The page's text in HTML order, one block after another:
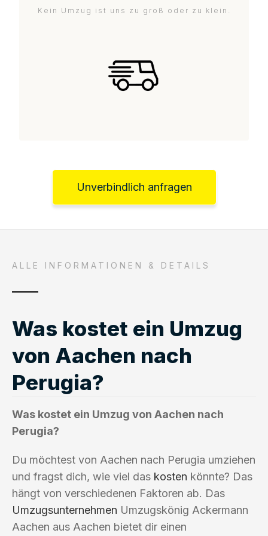
Kein Umzug ist uns zu groß oder zu klein.
Unverbindlich anfragen
ALLE INFORMATIONEN & DETAILS
Was kostet ein Umzug
von Aachen nach
Perugia?
Was kostet ein Umzug von Aachen nach
Perugia?
Du möchtest von Aachen nach Perugia umziehen
und fragst dich, wie viel das kosten könnte? Das
hängt von verschiedenen Faktoren ab. Das
Umzugsunternehmen Umzugskönig Ackermann
Aachen aus Aachen bietet dir einen